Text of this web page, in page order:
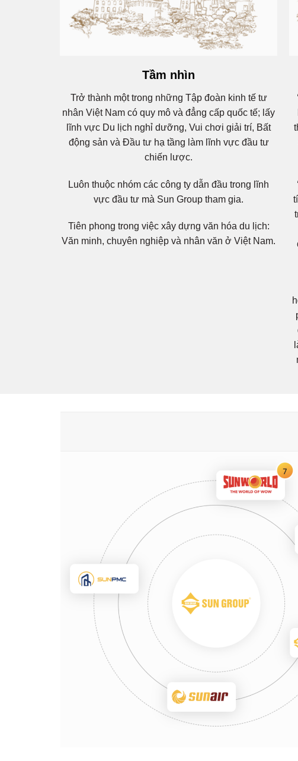
Tầm nhìn
Trở thành một trong những Tập đoàn kinh tế tư
nhân Việt Nam có quy mô và đẳng cấp quốc tế; lấy
lĩnh vực Du lịch nghỉ dưỡng, Vui chơi giải trí, Bất
động sản và Đầu tư hạ tầng làm lĩnh vực đầu tư
chiến lược.
Luôn thuộc nhóm các công ty dẫn đầu trong lĩnh
vực đầu tư mà Sun Group tham gia.
Tiên phong trong việc xây dựng văn hóa du lịch:
Văn minh, chuyên nghiệp và nhân văn ở Việt Nam.